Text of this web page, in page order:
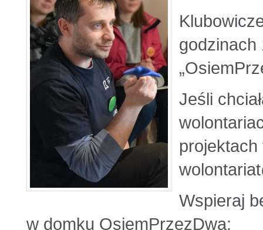
godzinach
Jeśli
Wspieraj
w domku OsiemPrzezDwa: